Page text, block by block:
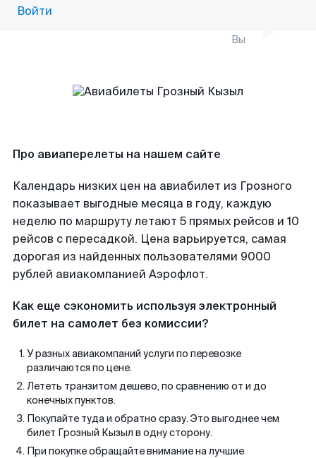
Войти
Вы
Про авиаперелеты на нашем сайте
Календарь низких цен на авиабилет из Грозного
показывает выгодные месяца в году, каждую
неделю по маршруту летают 5 прямых рейсов и 10
рейсов с пересадкой. Цена варьируется, самая
дорогая из найденных пользователями 9000
рублей авиакомпанией Аэрофлот.
Как еще сэкономить используя электронный
билет на самолет без комиссии?
У разных авиакомпаний услуги по перевозке
различаются по цене.
Лететь транзитом дешево, по сравнению от и до
конечных пунктов.
Покупайте туда и обратно сразу. Это выгоднее чем
билет Грозный Кызыл в одну сторону.
При покупке обращайте внимание на лучшие